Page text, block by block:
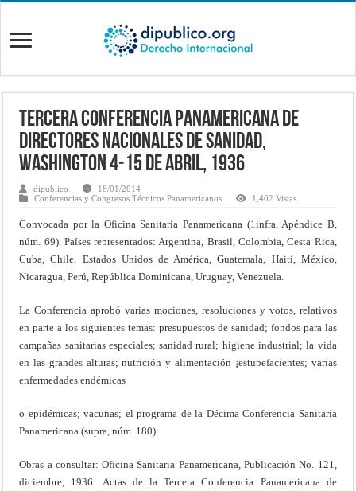
Tercera Conferencia Panamericana de
Directores Nacionales de Sanidad,
Washington 4-15 de Abril, 1936
dipublico
18/01/2014
Conferencias y Congresos Técnicos Panamericanos
1,402 Vistas
Convocada por la Oficina Sanitaria Panamericana (1infra, Apéndice B,
núm. 69). Países representados: Argentina, Brasil, Colombia, Cesta Rica,
Cuba, Chile, Estados Unidos de América, Guatemala, Haití, México,
Nicaragua, Perú, República Dominicana, Uruguay, Venezuela.
La Conferencia aprobó varias mociones, resoluciones y votos, relativos
en parte a los siguientes temas: presupuestos de sanidad; fondos para las
campañas sanitarias especiales; sanidad rural; higiene industrial; la vida
en las grandes alturas; nutrición y alimentación ¡estupefacientes; varias
enfermedades endémicas
o epidémicas; vacunas; el programa de la Décima Conferencia Sanitaria
Panamericana (supra, núm. 180).
Obras a consultar: Oficina Sanitaria Panamericana, Publicación No. 121,
diciembre, 1936: Actas de la Tercera Conferencia Panamericana de